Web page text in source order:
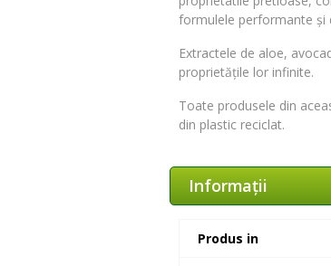
formulele performante și
Extractele de aloe,
proprietățile lor infinite.
Toate produsele din
din plastic reciclat.
Informaţii
Produs in